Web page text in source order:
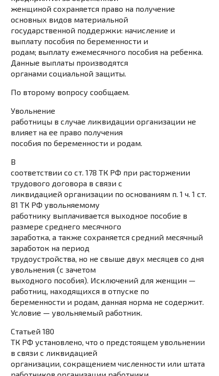
женщиной сохраняется право на получение
основных видов материальной
государственной поддержки: начисление и
выплату пособия по беременности и
родам; выплату ежемесячного пособия на ребенка.
Данные выплаты производятся
органами социальной защиты.
По второму вопросу сообщаем.
Увольнение
работницы в случае ликвидации организации не
влияет на ее право получения
пособия по беременности и родам.
В
соответствии со ст. 178 ТК РФ при расторжении
трудового договора в связи с
ликвидацией организации по основаниям п. 1 ч. 1 ст.
81 ТК РФ увольняемому
работнику выплачивается выходное пособие в
размере среднего месячного
заработка, а также сохраняется средний месячный
заработок на период
трудоустройства, но не свыше двух месяцев со дня
увольнения (с зачетом
выходного пособия). Исключений для женщин —
работниц, находящихся в отпуске по
беременности и родам, данная норма не содержит.
Условие — увольняемый работник.
Статьей 180
ТК РФ установлено, что о предстоящем увольнении
в связи с ликвидацией
организации, сокращением численности или штата